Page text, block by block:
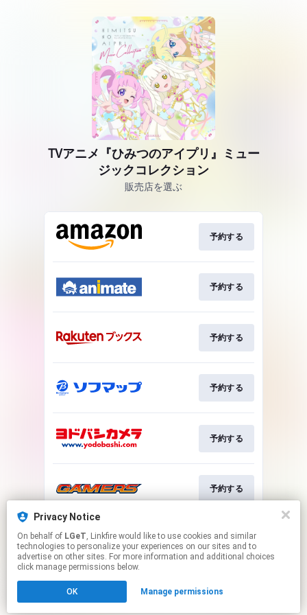
Privacy Notice
On behalf of LGeT, Linkfire would like to use cookies and similar
technologies to personalize your experiences on our sites and to
advertise on other sites. For more information and additional choices
click manage permissions below.
OK Manage permissions
TVアニメ『ひみつのアイプリ』ミュー
ジックコレクション
販売店を選ぶ
予約する
予約する
予約する
予約する
予約する
予約する
予約する
Click hereto manage your permissions.